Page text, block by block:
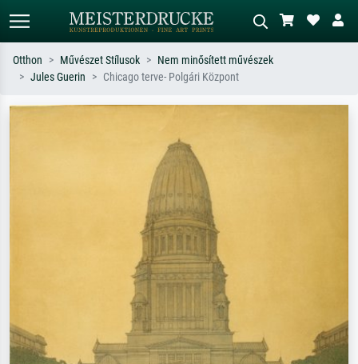
Otthon Művészet Stílusok
Nem minősített művészek
Jules Guerin
Chicago terve- Polgári Központ